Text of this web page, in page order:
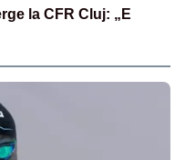
la CFR Cluj: „E